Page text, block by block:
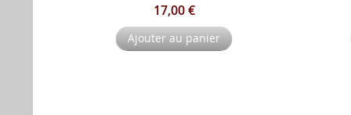
17,00 €
Ajouter au panier